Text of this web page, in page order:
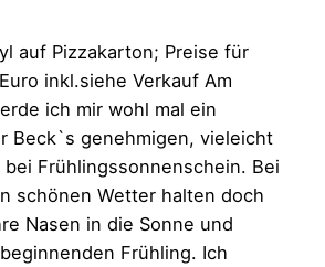
auf Pizzakarton; Preise für
inkl.siehe Verkauf Am
ich mir wohl mal ein
Beck`s genehmigen, vieleicht
Frühlingssonnenschein. Bei
schönen Wetter halten doch
Nasen in die Sonne und
Frühling. Ich